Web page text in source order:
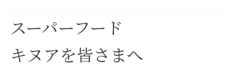
ャンペーンアカウン トより当選通知をお知らせいたします
○ 2024年4月 発送予定(当選から1ヶ月半から2ヶ月を目処に
スーパーフード
キヌアを皆さまへ